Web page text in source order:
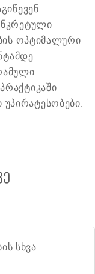
ოპტიმალური
სხვა